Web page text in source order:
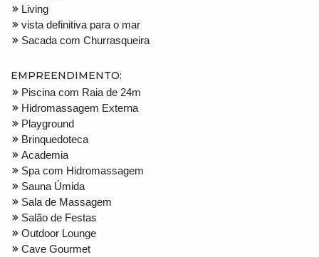
Living
vista definitiva para o mar
Sacada com Churrasqueira
EMPREENDIMENTO:
Piscina com Raia de 24m
Hidromassagem Externa
Playground
Brinquedoteca
Academia
Spa com Hidromassagem
Sauna Úmida
Sala de Massagem
Salão de Festas
Outdoor Lounge
Cave Gourmet